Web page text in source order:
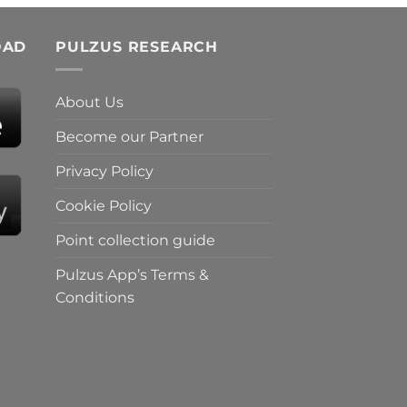
PULZUS RESEARCH
About Us
Become our Partner
Privacy Policy
Cookie Policy
Point collection guide
Pulzus App’s Terms &
Conditions